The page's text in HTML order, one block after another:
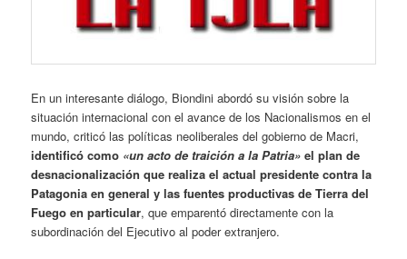
En un interesante diálogo, Biondini abordó su visión sobre la
situación internacional con el avance de los Nacionalismos en el
mundo, criticó las políticas neoliberales del gobierno de Macri,
identificó como «un acto de traición a la Patria» el plan de
desnacionalización que realiza el actual presidente contra la
Patagonia en general y las fuentes productivas de Tierra del
Fuego en particular, que emparentó directamente con la
subordinación del Ejecutivo al poder extranjero.